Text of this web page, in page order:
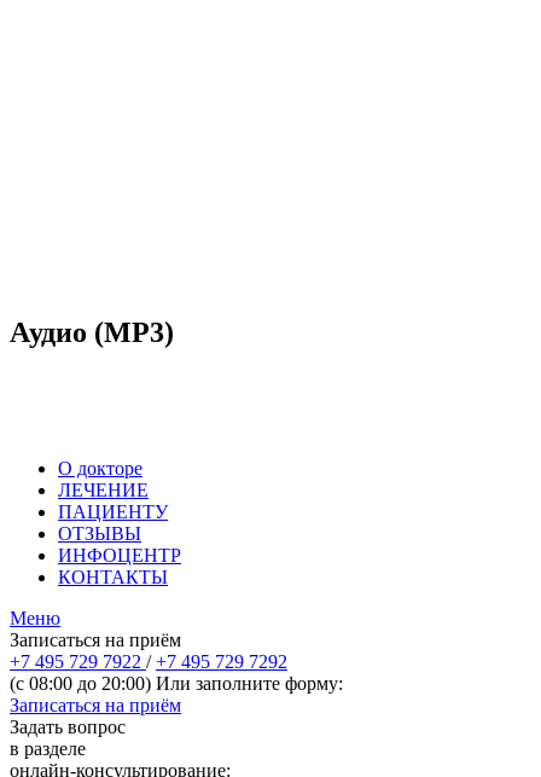
Аудио (MP3)
О докторе
ЛЕЧЕНИЕ
ПАЦИЕНТУ
ОТЗЫВЫ
ИНФОЦЕНТР
КОНТАКТЫ
Меню
Записаться на приём
+7 495 729 7922 /+7 495 729 7292
(с 08:00 до 20:00) Или заполните форму:
Записаться на приём
Задать вопрос
в разделе
онлайн-консультирование: